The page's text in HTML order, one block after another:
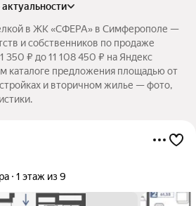
актуальности
в ЖК «СФЕРА» в Симферополе —
и собственников по продаже
350 ₽ до 11 108 450 ₽ на Яндекс
каталоге предложения площадью от
и вторичном жилье — фото,
1 этаж из 9